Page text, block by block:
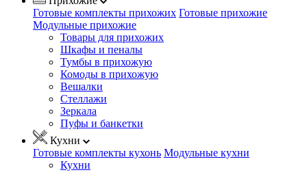
Готовые комплекты прихожих Готовые прихожие
Модульные прихожие
Товары для прихожих
Шкафы и пеналы
Тумбы в прихожую
Комоды в прихожую
Вешалки
Стеллажи
Зеркала
Пуфы и банкетки
Кухни
Готовые комплекты кухонь Модульные кухни
Кухни